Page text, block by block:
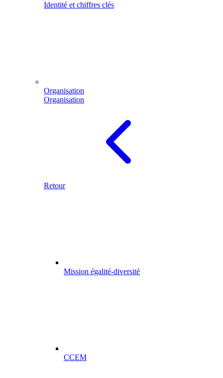
Identité et chiffres clés
Organisation
Organisation
Retour
Mission égalité-diversité
CCEM